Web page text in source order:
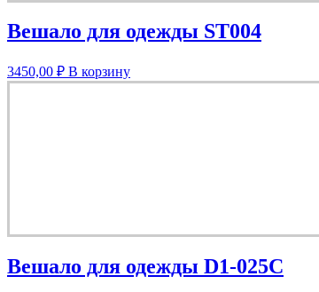
Вешало для одежды ST004
3450,00 ₽ В корзину
Вешало для одежды D1-025C